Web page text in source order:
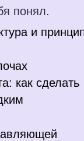
понял.
и
как сделать